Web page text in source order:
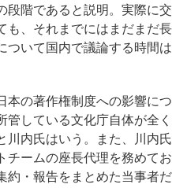
段階であると説明。実際に交
も、それまでにはまだまだ長
ついて国内で議論する時間は
の著作権制度への影響につ
している文化庁自体が全く
川内氏はいう。また、川内氏
チームの座長代理を務めてお
約・報告をまとめた当事者だ